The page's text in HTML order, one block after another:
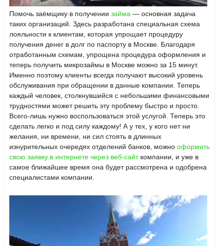
Помочь заёмщику в получении займа — основная задача
таких организаций. Здесь разработана специальная схема
лояльности к клиентам, которая упрощает процедуру
получения денег в долг по паспорту в Москве. Благодаря
отработанным схемам, упрощена процедура оформления и
теперь получить микрозаймы в Москве можно за 15 минут.
Именно поэтому клиенты всегда получают высокий уровень
обслуживания при обращении в данные компании. Теперь
каждый человек, столкнувшийся с небольшими финансовыми
трудностями может решить эту проблему быстро и просто.
Всего-лишь нужно воспользоваться этой услугой. Теперь это
сделать легко и под силу каждому! А у тех, у кого нет ни
желания, ни времени, ни сил стоять в длинных
изнурительных очередях отделений банков, можно оформить
свою заявку в интернете через веб-сайткомпании, и уже в
самое ближайшее время она будет рассмотрена и одобрена
специалистами компании.